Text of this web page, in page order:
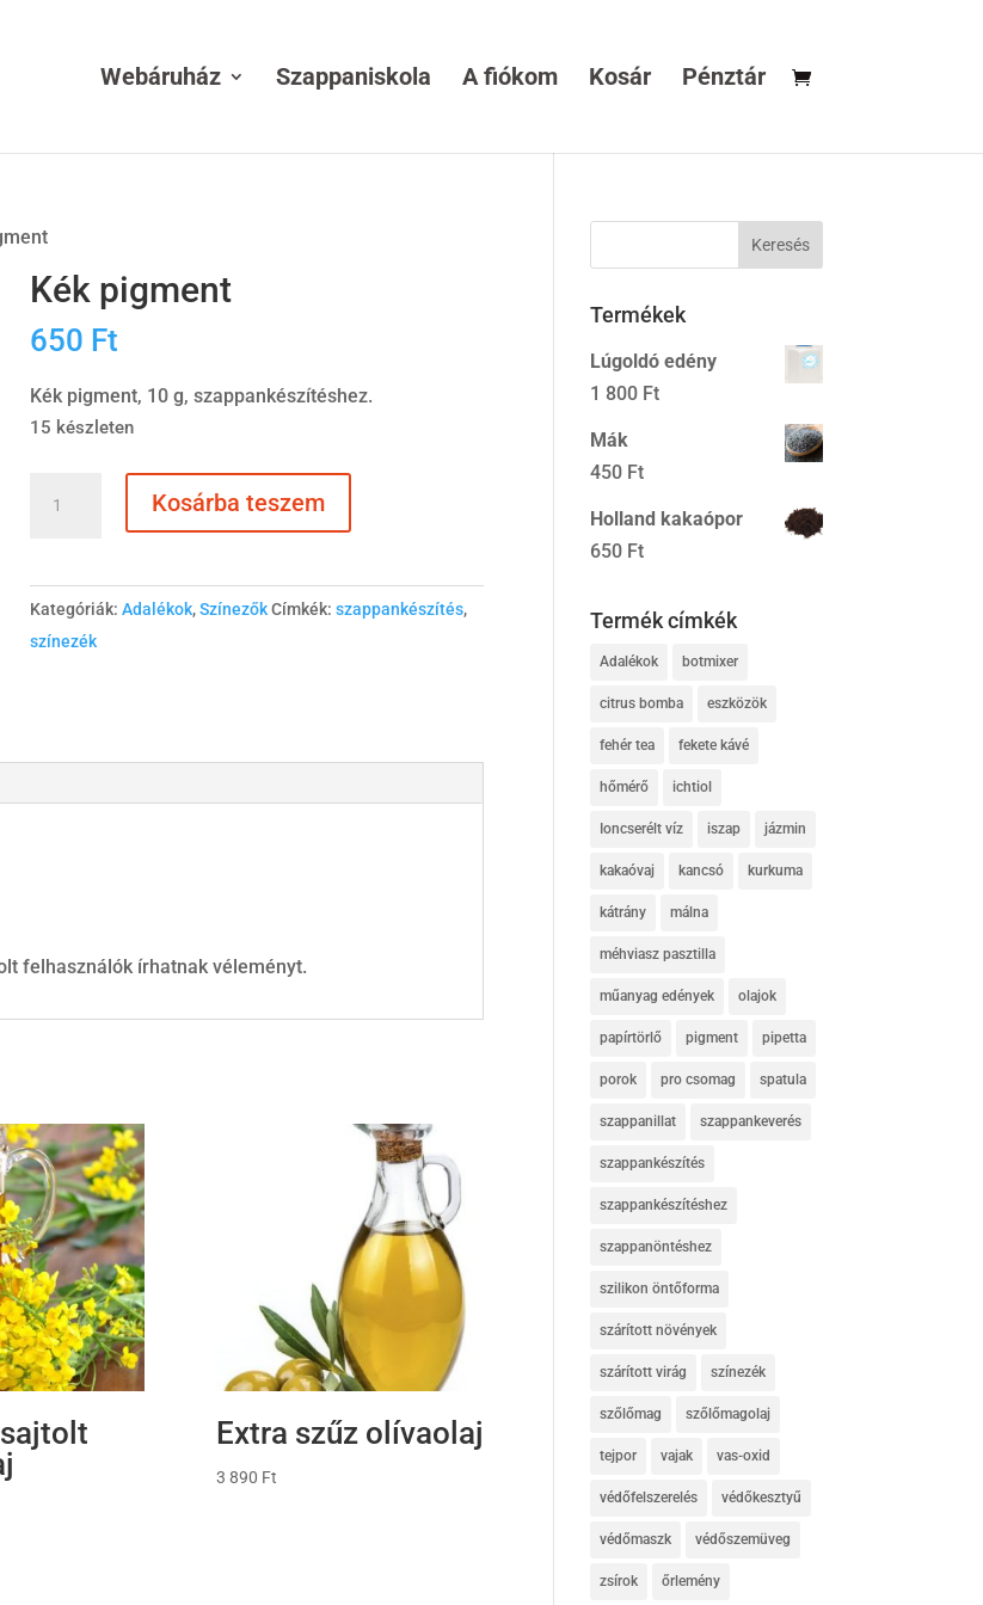
Webáruház Szappaniskola A fiókom Kosár Pénztár
Kék pigment
650 Ft
Kék pigment, 10 g, szappankészítéshez.
15 készleten
Kosárba teszem
Kategóriák:Adalékok,SzínezőkCímkék:szappankészítés,
színezék
felhasználók írhatnak véleményt.
Extra szűz olívaolaj
3 890 Ft
Termékek
Lúgoldó edény
1 800 Ft
Mák
450 Ft
Holland kakaópor
650 Ft
Termék címkék
Adalékok botmixer
citrus bomba eszközök
fehér tea fekete kávé
hőmérő ichtiol
Ioncserélt víz iszap jázmin
kakaóvaj kancsó kurkuma
kátrány málna
méhviasz pasztilla
műanyag edények olajok
papírtörlő pigment pipetta
porok pro csomag spatula
szappanillat szappankeverés
szappankészítés
szappankészítéshez
szappanöntéshez
szilikon öntőforma
szárított növények
szárított virág színezék
szőlőmag szőlőmagolaj
tejpor vajak vas-oxid
védőfelszerelés védőkesztyű
védőmaszk védőszemüveg
zsírok őrlemény